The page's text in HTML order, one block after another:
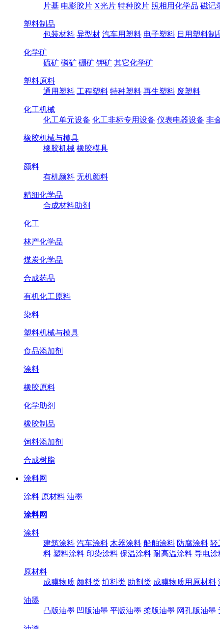
片基 电影胶片 X光片 特种胶片 照相用化学品 磁记
塑料制品
包装材料 异型材 汽车用塑料 电子塑料 日用塑料制
化学矿
硫矿 磷矿 硼矿 钾矿 其它化学矿
塑料原料
通用塑料 工程塑料 特种塑料 再生塑料 废塑料
化工机械
化工单元设备 化工非标专用设备 仪表电器设备 非
橡胶机械与模具
橡胶机械 橡胶模具
颜料
有机颜料 无机颜料
精细化学品
合成材料助剂
化工
林产化学品
煤炭化学品
合成药品
有机化工原料
染料
塑料机械与模具
食品添加剂
涂料
橡胶原料
化学助剂
橡胶制品
饲料添加剂
合成树脂
涂料网
涂料 原材料 油墨
涂料网
涂料
建筑涂料 汽车涂料 木器涂料 船舶涂料 防腐涂料 轻
料 塑料涂料 印染涂料 保温涂料 耐高温涂料 导电涂
原材料
成膜物质 颜料类 填料类 助剂类 成膜物质用原材料
油墨
凸版油墨 凹版油墨 平版油墨 柔版油墨 网孔版油墨